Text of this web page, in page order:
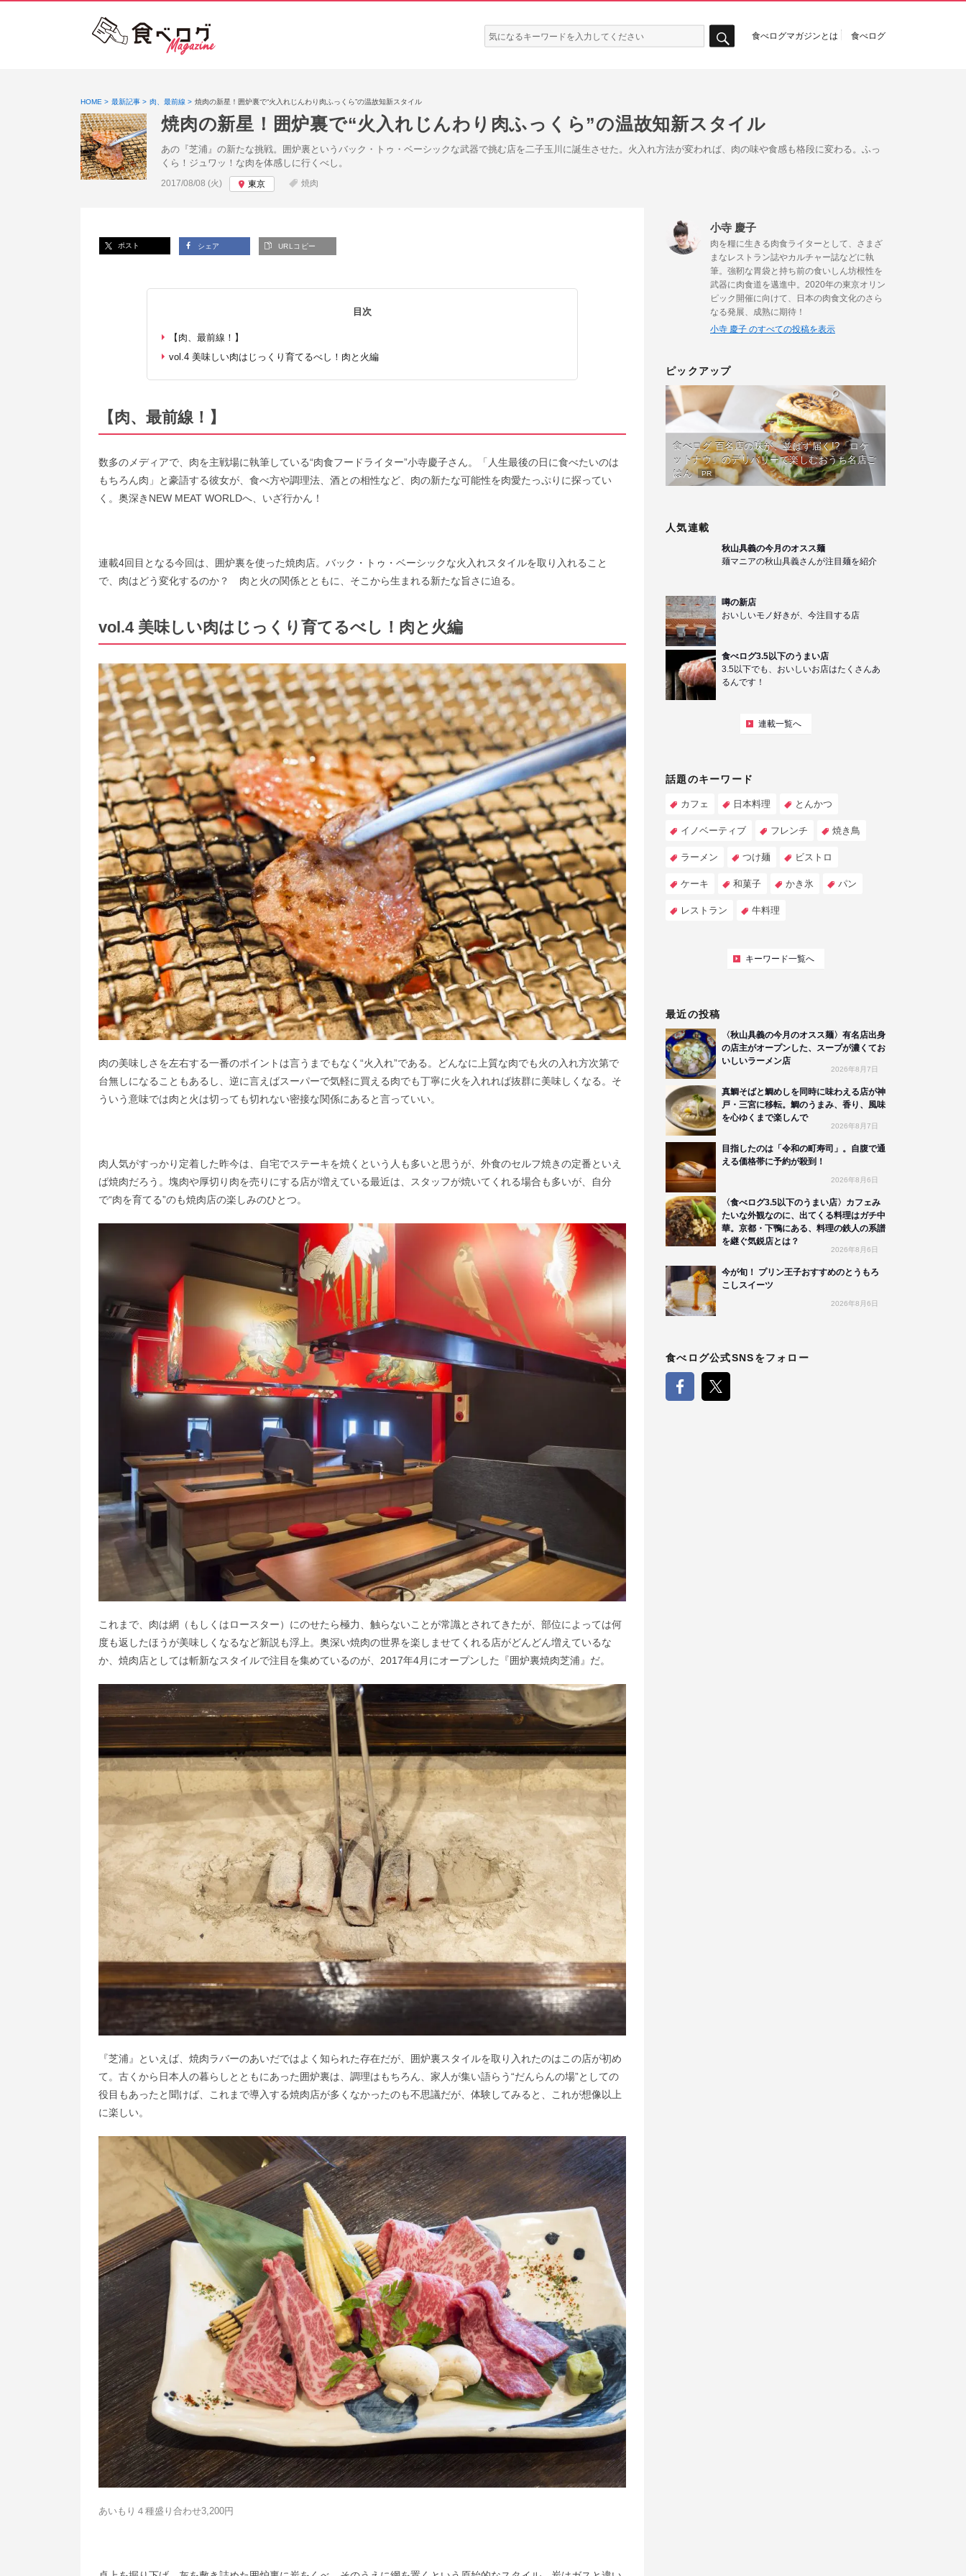
検
索:
食べログマガジンとは 食べログ
HOME 最新記事 肉、最前線 焼肉の新星！囲炉裏で“火入れじんわり肉ふっくら”の温故知新スタイル
焼肉の新星！囲炉裏で“火入れじんわり肉ふっくら”の温故知新スタイル
あの『芝浦』の新たな挑戦。囲炉裏というバック・トゥ・ベーシックな武器で挑む店を二子玉川に誕生させた。火入れ方法が変われば、肉の味や食感も格段に変わる。ふっ
くら！ジュワッ！な肉を体感しに行くべし。
投稿日:
2017/08/08 (火) 東京 焼肉
ポスト シェア URLコピー
目次
【肉、最前線！】
vol.4 美味しい肉はじっくり育てるべし！肉と火編
【肉、最前線！】
数多のメディアで、肉を主戦場に執筆している“肉食フードライター”小寺慶子さん。「人生最後の日に食べたいのは
もちろん肉」と豪語する彼女が、食べ方や調理法、酒との相性など、肉の新たな可能性を肉愛たっぷりに探ってい
く。奥深きNEW MEAT WORLDへ、いざ行かん！
連載4回目となる今回は、囲炉裏を使った焼肉店。バック・トゥ・ベーシックな火入れスタイルを取り入れること
で、肉はどう変化するのか？ 肉と火の関係とともに、そこから生まれる新たな旨さに迫る。
vol.4 美味しい肉はじっくり育てるべし！肉と火編
肉の美味しさを左右する一番のポイントは言うまでもなく“火入れ”である。どんなに上質な肉でも火の入れ方次第で
台無しになることもあるし、逆に言えばスーパーで気軽に買える肉でも丁寧に火を入れれば抜群に美味しくなる。そ
ういう意味では肉と火は切っても切れない密接な関係にあると言っていい。
肉人気がすっかり定着した昨今は、自宅でステーキを焼くという人も多いと思うが、外食のセルフ焼きの定番といえ
ば焼肉だろう。塊肉や厚切り肉を売りにする店が増えている最近は、スタッフが焼いてくれる場合も多いが、自分
で“肉を育てる”のも焼肉店の楽しみのひとつ。
これまで、肉は網（もしくはロースター）にのせたら極力、触らないことが常識とされてきたが、部位によっては何
度も返したほうが美味しくなるなど新説も浮上。奥深い焼肉の世界を楽しませてくれる店がどんどん増えているな
か、焼肉店としては斬新なスタイルで注目を集めているのが、2017年4月にオープンした『囲炉裏焼肉芝浦』だ。
『芝浦』といえば、焼肉ラバーのあいだではよく知られた存在だが、囲炉裏スタイルを取り入れたのはこの店が初め
て。古くから日本人の暮らしとともにあった囲炉裏は、調理はもちろん、家人が集い語らう“だんらんの場”としての
役目もあったと聞けば、これまで導入する焼肉店が多くなかったのも不思議だが、体験してみると、これが想像以上
に楽しい。
あいもり４種盛り合わせ3,200円
小寺 慶子
肉を糧に生きる肉食ライターとして、さまざ
まなレストラン誌やカルチャー誌などに執
筆。強靭な胃袋と持ち前の食いしん坊根性を
武器に肉食道を邁進中。2020年の東京オリン
ピック開催に向けて、日本の肉食文化のさら
なる発展、成熟に期待！
小寺 慶子 のすべての投稿を表示
ピックアップ
食べログ 百名店の味が、並ばず届く!?「ロケ
ットナウ」のデリバリーで楽しむおうち名店ご
はん
PR
人気連載
秋山具義の今月のオスス麺
麺マニアの秋山具義さんが注目麺を紹介
噂の新店
おいしいモノ好きが、今注目する店
食べログ3.5以下のうまい店
3.5以下でも、おいしいお店はたくさんあ
るんです！
連載一覧へ
話題のキーワード
カフェ 日本料理 とんかつ
イノベーティブ フレンチ 焼き鳥
ラーメン つけ麺 ビストロ
ケーキ 和菓子 かき氷 パン
レストラン 牛料理
キーワード一覧へ
最近の投稿
〈秋山具義の今月のオスス麺〉有名店出身
の店主がオープンした、スープが濃くてお
いしいラーメン店
2026年8月7日
真鯛そばと鯛めしを同時に味わえる店が神
戸・三宮に移転。鯛のうまみ、香り、風味
を心ゆくまで楽しんで
2026年8月7日
目指したのは「令和の町寿司」。自腹で通
える価格帯に予約が殺到！
2026年8月6日
〈食べログ3.5以下のうまい店〉カフェみ
たいな外観なのに、出てくる料理はガチ中
華。京都・下鴨にある、料理の鉄人の系譜
を継ぐ気鋭店とは？
2026年8月6日
今が旬！ プリン王子おすすめのとうもろ
こしスイーツ
2026年8月6日
食べログ公式SNSをフォロー